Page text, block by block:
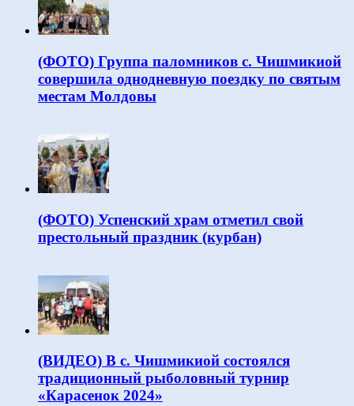
(ФОТО) Группа паломников с. Чишмикиой
совершила однодневную поездку по святым
местам Молдовы
(ФОТО) Успенский храм отметил свой
престольный праздник (курбан)
(ВИДЕО) В с. Чишмикиой состоялся
традиционный рыболовный турнир
«Карасенок 2024»